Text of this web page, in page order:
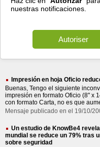
1750 resultados
Impresión en hoja Oficio
Buenas, Tengo el siguiente
impresión en formato Oficio (8" x
con formato Carta, no es que
Mensaje publicado en el 19/10/
Un estudio de KnowBe4
mundial se reduce un 79% tras
sobre seguridad